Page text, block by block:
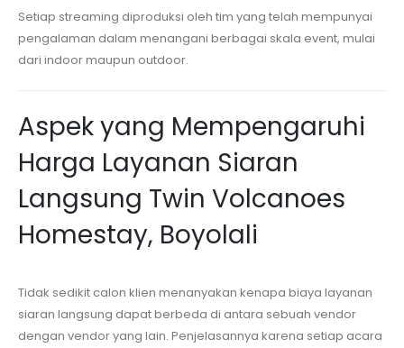
Setiap streaming diproduksi oleh tim yang telah mempunyai
pengalaman dalam menangani berbagai skala event, mulai
dari indoor maupun outdoor.
Aspek yang Mempengaruhi
Harga Layanan Siaran
Langsung Twin Volcanoes
Homestay, Boyolali
Tidak sedikit calon klien menanyakan kenapa biaya layanan
siaran langsung dapat berbeda di antara sebuah vendor
dengan vendor yang lain. Penjelasannya karena setiap acara